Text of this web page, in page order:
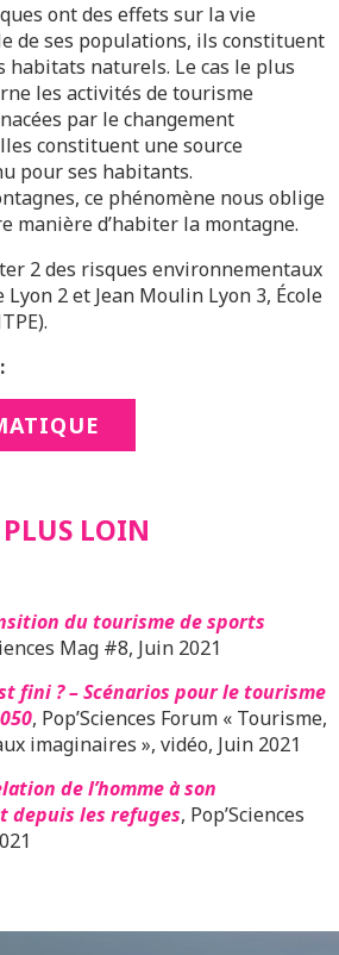
ont des effets sur la vie
de ses populations, ils constituent
habitats naturels. Le cas le plus
les activités de tourisme
par le changement
constituent une source
pour ses habitants.
ce phénomène nous oblige
manière d’habiter la montagne.
2 des risques environnementaux
2 et Jean Moulin Lyon 3, École
LOIN
du tourisme de sports
Mag #8, Juin 2021
fini ? – Scénarios pour le tourisme
, Pop’Sciences Forum « Tourisme,
imaginaires », vidéo, Juin 2021
de l’homme à son
depuis les refuges, Pop’Sciences